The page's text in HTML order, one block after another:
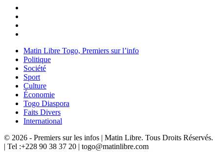
Matin Libre Togo, Premiers sur l’info
Politique
Société
Sport
Culture
Économie
Togo Diaspora
Faits Divers
International
© 2026 - Premiers sur les infos | Matin Libre. Tous Droits Réservés.
| Tel :+228 90 38 37 20 | togo@matinlibre.com